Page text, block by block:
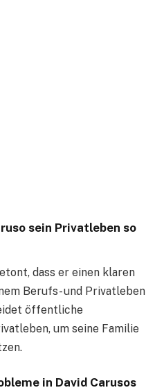
sein Privatleben so
dass er einen klaren
Berufs- und Privatleben
öffentliche
um seine Familie
in David Carusos